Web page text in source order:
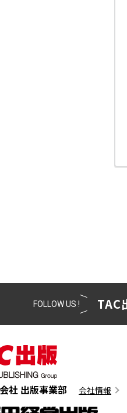
FOLLOW US ! TAC
社 出版事業部 会社情報